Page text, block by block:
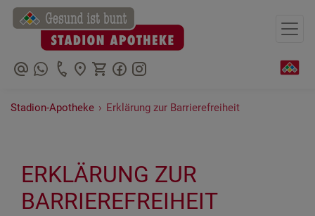
+49369569070
+491783326201
Stadion-Apotheke › Erklärung zur Barrierefreiheit
ERKLÄRUNG ZUR
BARRIEREFREIHEIT